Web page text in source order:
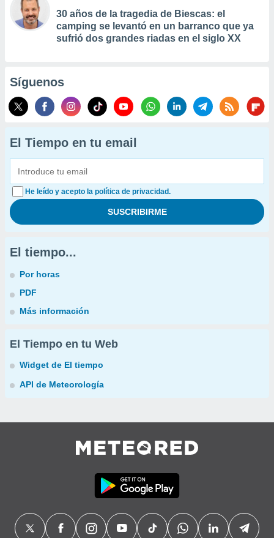
30 años de la tragedia de Biescas: el
camping se levantó en un barranco que ya
sufrió dos grandes riadas en el siglo XX
Síguenos
El Tiempo en tu email
He leído y acepto la política de privacidad.
El tiempo...
Por horas
PDF
Más información
El Tiempo en tu Web
Widget de El tiempo
API de Meteorología